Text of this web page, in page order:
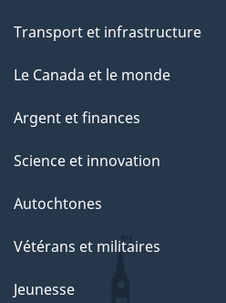
Transport et infrastructure
Le Canada et le monde
Argent et finances
Science et innovation
Autochtones
Vétérans et militaires
Jeunesse